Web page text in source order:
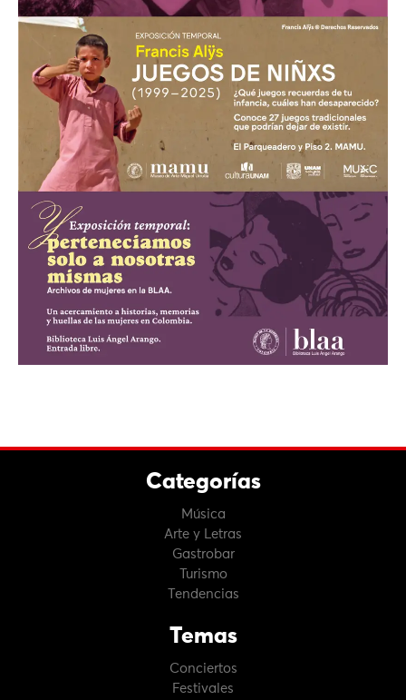
Categorías
Música
Arte y Letras
Gastrobar
Turismo
Tendencias
Temas
Conciertos
Festivales